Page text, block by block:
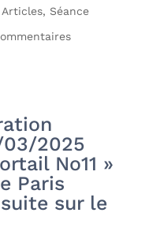
Articles, Séance
2025
No11 »
Paris
sur le